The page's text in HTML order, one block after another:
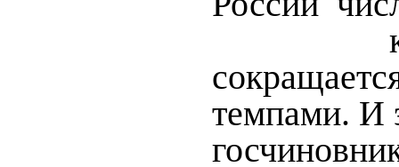
темпами. И